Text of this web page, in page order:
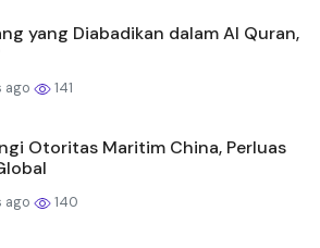
yang Diabadikan dalam Al Quran,
ago 141
Otoritas Maritim China, Perluas
ago 140